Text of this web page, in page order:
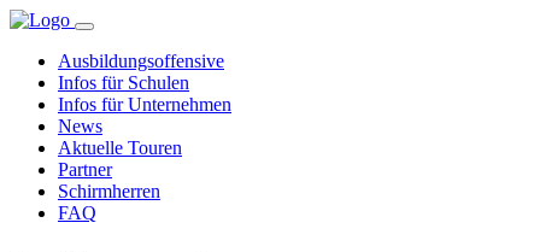
Ausbildungsoffensive
Infos für Schulen
Infos für Unternehmen
News
Aktuelle Touren
Partner
Schirmherren
FAQ